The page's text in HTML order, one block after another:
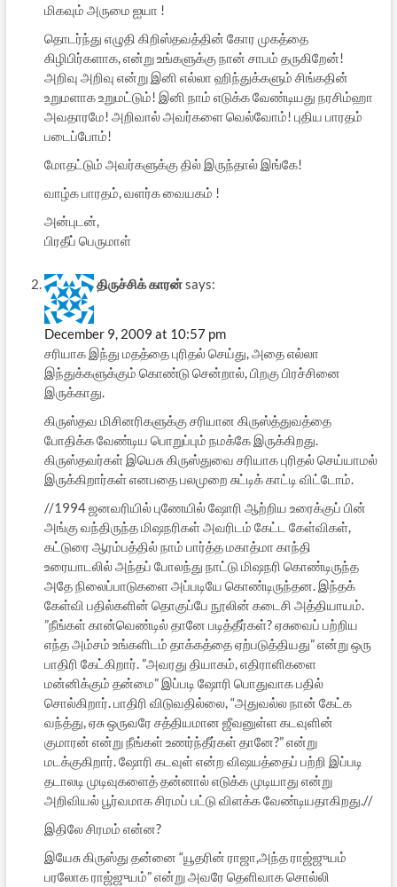
மிகவும் அருமை ஐயா !
தொடர்ந்து எழுதி கிறிஸ்தவத்தின் கோர முகத்தை
கிழிபிர்களாக, என்று உங்களுக்கு நான் சாபம் தருகிறேன்!
அறிவு அறிவு என்று இனி எல்லா ஹிந்துக்களும் சிங்கதின்
உறுமளாக உறுமட்டும்! இனி நாம் எடுக்க வேண்டியது நரசிம்ஹா
அவதாரமே! அறிவால் அவர்களை வெல்வோம்! புதிய பாரதம்
படைப்போம்!
மோதட்டும் அவர்களுக்கு தில் இருந்தால் இங்கே!
வாழ்க பாரதம், வளர்க வையகம் !
அன்புடன்,
பிரதீப் பெருமாள்
திருச்சிக் கார‌ன்says:
December 9, 2009 at 10:57 pm
ச‌ரியாக‌ இந்து ம‌த‌த்தை புரித‌ல் செய்து, அதை எல்லா
இந்துக்க‌ளுக்கும் கொண்டு சென்றால், பிற‌கு பிர‌ச்சினை
இருக்காது.
கிருஸ்த‌வ மிசின‌ரிக‌ளுக்கு ச‌ரியான‌ கிருஸ்த்துவ‌த்தை
போதிக்க‌ வேண்டிய‌ பொறுப்பும் ந‌ம‌க்கே இருக்கிற‌து.
கிருஸ்த‌வ‌ர்க‌ள் இயெசு கிருஸ்துவை ச‌ரியாக‌ புரித‌ல் செய்யாம‌ல்
இருக்கிறார்க‌ள் என‌ப‌தை ப‌ல‌முறை சுட்டிக் காட்டி விட்டோம்.
//1994 ஜனவரியில் புணேயில் ஷோரி ஆற்றிய உரைக்குப் பின்
அங்கு வந்திருந்த மிஷநரிகள் அவரிடம் கேட்ட கேள்விகள்,
கட்டுரை ஆரம்பத்தில் நாம் பார்த்த மகாத்மா காந்தி
உரையாடலில் அந்தப் போலந்து நாட்டு மிஷநரி கொண்டிருந்த
அதே நிலைப்பாடுகளை அப்படியே கொண்டிருந்தன. இந்தக்
கேள்வி பதில்களின் தொகுப்பே நூலின் கடைசி அத்தியாயம்.
”நீங்கள் கான்வெண்டில் தானே படித்தீர்கள்? ஏசுவைப் பற்றிய
எந்த அம்சம் உங்களிடம் தாக்கத்தை ஏற்படுத்தியது” என்று ஒரு
பாதிரி கேட்கிறார். ”அவரது தியாகம், எதிராளிகளை
மன்னிக்கும் தன்மை” இப்படி ஷோரி பொதுவாக பதில்
சொல்கிறார். பாதிரி விடுவதில்லை, “அதுவல்ல நான் கேட்க
வந்த்து, ஏசு ஒருவரே சத்தியமான ஜீவனுள்ள கடவுளின்
குமாரன் என்று நீங்கள் உணர்ந்தீர்கள் தானே?” என்று
மடக்குகிறார். ஷோரி கடவுள் என்ற விஷயத்தைப் பற்றி இப்படி
தடாலடி முடிவுகளைத் தன்னால் எடுக்க முடியாது என்று
அறிவியல் பூர்வமாக சிரமப் பட்டு விளக்க வேண்டியதாகிறது.//
இதிலே சிர‌ம‌ம் என்ன?
இயேசு கிருஸ்து த‌ன்னை “யூத‌ரின் ராஜா,அந்த‌ ராஜ்ஜுய‌ம்
ப‌ர‌லோக‌ ராஜ்ஜுய‌ம்” என்று அவ‌ரே தெளிவாக‌ சொல்லி